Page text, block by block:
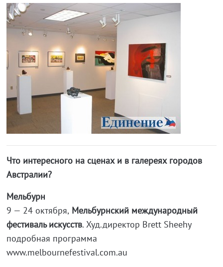
Что интересного на сценах и в галереях городов
Австралии?
Мельбурн
9 — 24 октября,Мельбурнский международный
фестиваль искусств. Худ.директор Brett Sheehy
подробная программа
www.melbournefestival.com.au